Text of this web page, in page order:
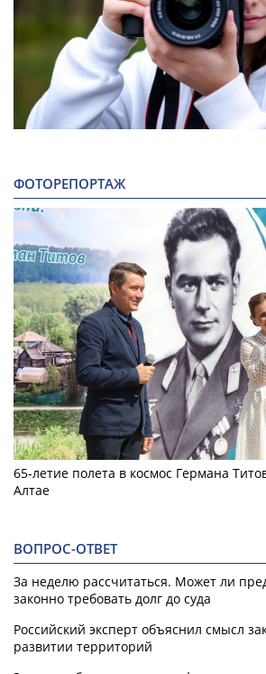
ФОТОРЕПОРТАЖ
65-летие полета в космос Германа
Алтае
ВОПРОС-ОТВЕТ
За неделю рассчитаться. Может ли
законно требовать долг до суда
Российский эксперт объяснил смысл
развитии территорий